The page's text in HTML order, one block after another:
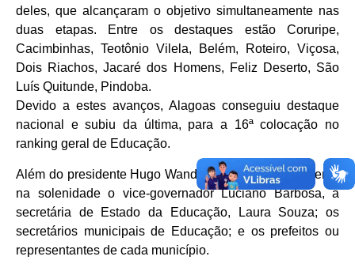
deles, que alcançaram o objetivo simultaneamente nas
duas etapas. Entre os destaques estão Coruripe,
Cacimbinhas, Teotônio Vilela, Belém, Roteiro, Viçosa,
Dois Riachos, Jacaré dos Homens, Feliz Deserto, São
Luís Quitunde, Pindoba.
Devido a estes avanços, Alagoas conseguiu destaque
nacional e subiu da última, para a 16ª colocação no
ranking geral de Educação.
Além do presidente Hugo Wanderley, estiveram presente
na solenidade o vice-governador Luciano Barbosa, a
secretária de Estado da Educação, Laura Souza; os
secretários municipais de Educação; e os prefeitos ou
representantes de cada município.